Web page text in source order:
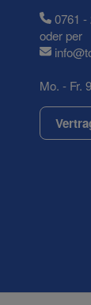
0761 -
oder per
Mo. - Fr.